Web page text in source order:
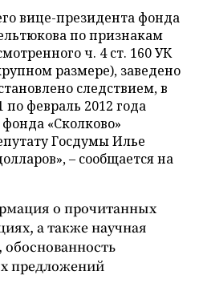
вице-президента фонда
по признакам
ч. 4 ст. 160 УК
размере), заведено
следствием, в
по февраль 2012 года
«Сколково»
Госдумы Илье
– сообщается на
о прочитанных
а также научная
обоснованность
предложений